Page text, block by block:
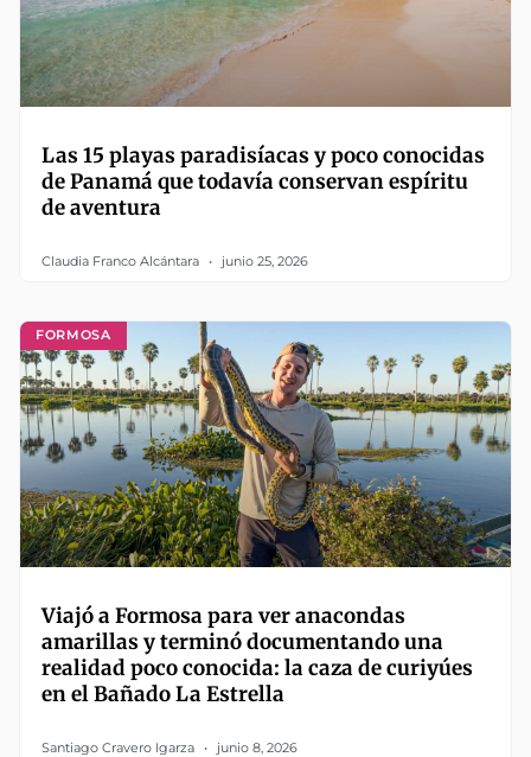
Las 15 playas paradisíacas y poco conocidas
de Panamá que todavía conservan espíritu
de aventura
Claudia Franco Alcántara junio 25, 2026
FORMOSA
Viajó a Formosa para ver anacondas
amarillas y terminó documentando una
realidad poco conocida: la caza de curiyúes
en el Bañado La Estrella
Santiago Cravero Igarza junio 8, 2026